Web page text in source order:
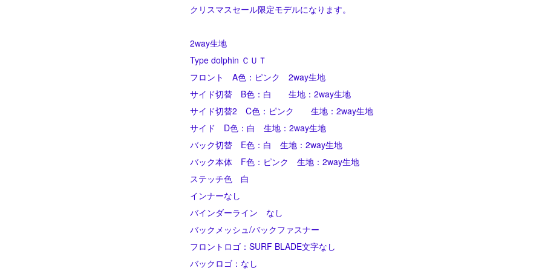
クリスマスセール限定モデルになります。
2way生地
Type dolphin ＣＵＴ
フロント A色：ピンク 2way生地
サイド切替 B色：白 生地：2way生地
サイド切替2 C色：ピンク 生地：2way生地
サイド D色：白 生地：2way生地
バック切替 E色：白 生地：2way生地
バック本体 F色：ピンク 生地：2way生地
ステッチ色 白
インナーなし
バインダーライン なし
バックメッシュ/バックファスナー
フロントロゴ：SURF BLADE文字なし
バックロゴ：なし